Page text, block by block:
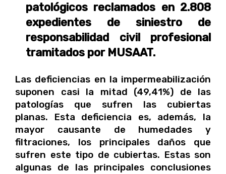
patológicos reclamados en 2.808
expedientes de siniestro de
responsabilidad civil profesional
tramitados por MUSAAT.
Las deficiencias en la impermeabilización
suponen casi la mitad (49,41%) de las
patologías que sufren las cubiertas
planas. Esta deficiencia es, además, la
mayor causante de humedades y
filtraciones, los principales daños que
sufren este tipo de cubiertas. Estas son
algunas de las principales conclusiones